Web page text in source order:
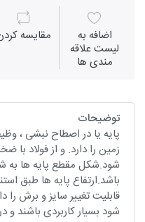
اضافه به
لیست علاقه
مندی ها
مقايسه
توضیحات
پایه یا در اصطاح نبشی ،
زمین را دارد. و از فولاد
باشد.ارتفاع پایه ها طبق
قابلیت تغییر سایز و برش
شود بسیار کاربردی باشند و